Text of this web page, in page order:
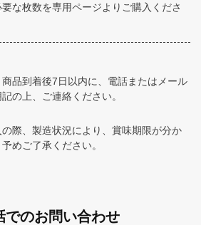
な枚数を専用ページよりご購入くださ
品到着後7日以内に、電話またはメール
の上、ご連絡ください。
際、製造状況により、賞味期限が分か
めご了承ください。
でのお問い合わせ